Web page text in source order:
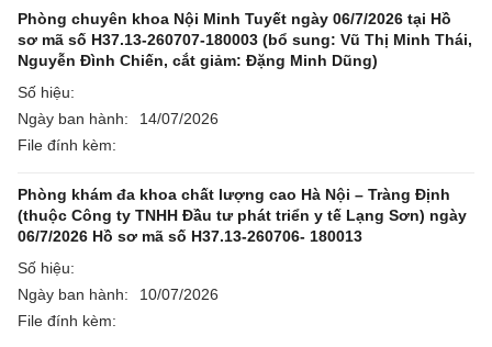
Phòng chuyên khoa Nội Minh Tuyết ngày 06/7/2026 tại Hồ
sơ mã số H37.13-260707-180003 (bổ sung: Vũ Thị Minh Thái,
Nguyễn Đình Chiến, cắt giảm: Đặng Minh Dũng)
Số hiệu:
Ngày ban hành:
14/07/2026
File đính kèm:
Phòng khám đa khoa chất lượng cao Hà Nội – Tràng Định
(thuộc Công ty TNHH Đầu tư phát triển y tế Lạng Sơn) ngày
06/7/2026 Hồ sơ mã số H37.13-260706- 180013
Số hiệu:
Ngày ban hành:
10/07/2026
File đính kèm: